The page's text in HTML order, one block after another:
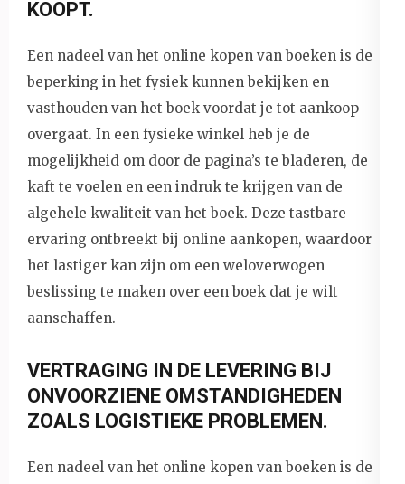
KOOPT.
Een nadeel van het online kopen van boeken is de
beperking in het fysiek kunnen bekijken en
vasthouden van het boek voordat je tot aankoop
overgaat. In een fysieke winkel heb je de
mogelijkheid om door de pagina’s te bladeren, de
kaft te voelen en een indruk te krijgen van de
algehele kwaliteit van het boek. Deze tastbare
ervaring ontbreekt bij online aankopen, waardoor
het lastiger kan zijn om een weloverwogen
beslissing te maken over een boek dat je wilt
aanschaffen.
VERTRAGING IN DE LEVERING BIJ
ONVOORZIENE OMSTANDIGHEDEN
ZOALS LOGISTIEKE PROBLEMEN.
Een nadeel van het online kopen van boeken is de